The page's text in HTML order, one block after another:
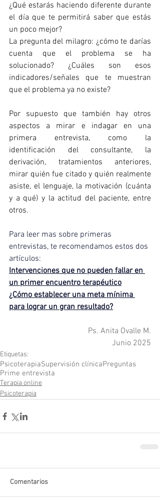
¿Qué estarás haciendo diferente durante
el día que te permitirá saber que estás
un poco mejor?
La pregunta del milagro: ¿cómo te darías
cuenta que el problema se ha
solucionado? ¿Cuáles son esos
indicadores/señales que te muestran
que el problema ya no existe?
Por supuesto que también hay otros
aspectos a mirar e indagar en una
primera entrevista, como la
identificación del consultante, la
derivación, tratamientos anteriores,
mirar quién fue citado y quién realmente
asiste, el lenguaje, la motivación (cuánta
y a qué) y la actitud del paciente, entre
otros.
Para leer mas sobre primeras
entrevistas, te recomendamos estos dos
artículos:
Intervenciones que no pueden fallar en
un primer encuentro terapéutico
¿Cómo establecer una meta mínima
para lograr un gran resultado?
Ps. Anita Ovalle M.
Junio 2025
Etiquetas:
PsicoterapiaSupervisión clínicaPreguntas
Prime entrevista
Terapia online
Psicoterapia
Comentarios